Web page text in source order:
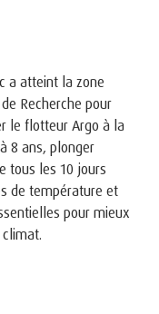
a atteint la zone
Recherche pour
le flotteur Argo à la
8 ans, plonger
tous les 10 jours
de température et
pour mieux